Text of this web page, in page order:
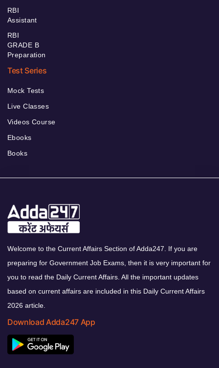
RBI
Assistant
RBI
GRADE B
Preparation
Test Series
Mock Tests
Live Classes
Videos Course
Ebooks
Books
Welcome to the Current Affairs Section of Adda247. If you are
preparing for Government Job Exams, then it is very important for
you to read the Daily Current Affairs. All the important updates
based on current affairs are included in this Daily Current Affairs
2026 article.
Download Adda247 App